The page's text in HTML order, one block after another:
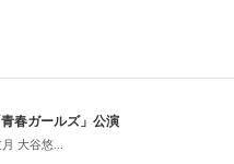
春ガールズ」公演
大谷悠...